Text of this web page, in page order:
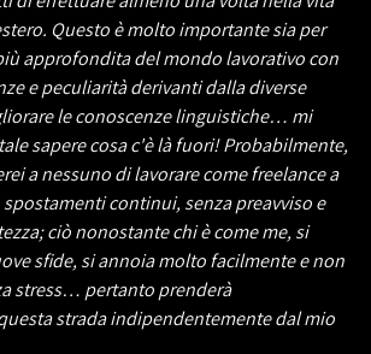
Questo è molto importante sia per
approfondita del mondo lavorativo con
e peculiarità derivanti dalla diverse
le conoscenze linguistiche… mi
sapere cosa c'è là fuori! Probabilmente,
a nessuno di lavorare come freelance a
continui, senza preavviso e
ciò nonostante chi è come me, si
sfide, si annoia molto facilmente e non
stress… pertanto prenderà
strada indipendentemente dal mio